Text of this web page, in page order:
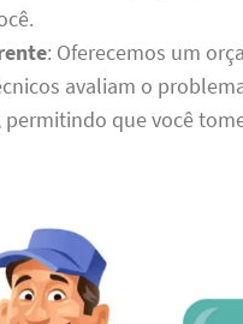
: Oferecemos um
avaliam o
permitindo que você